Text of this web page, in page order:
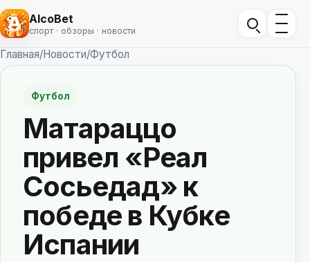
AlcoBet
спорт · обзоры · новости
Главная/Новости/Футбол
Футбол
Матараццо
привел «Реал
Сосьедад» к
победе в Кубке
Испании